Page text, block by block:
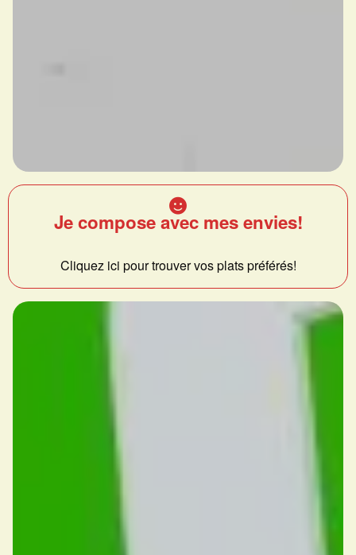
Je compose avec mes envies!
Cliquez ici pour trouver vos plats préférés!